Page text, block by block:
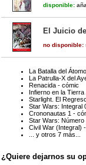
disponible:
El Juicio
no disponible:
La Batalla del
La Patrulla-X del
Renacida - cómic
Infierno en la
Starlight. El
Star Wars: Integral
Crononautas 1 -
Star Wars: Número
Civil War (Integral)
... y otros 7 más...
¿Quiere dejarnos su